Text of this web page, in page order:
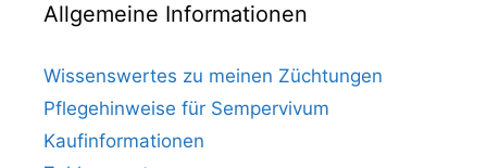
Allgemeine Informationen
Wissenswertes zu meinen Züchtungen
Pflegehinweise für Sempervivum
Kaufinformationen